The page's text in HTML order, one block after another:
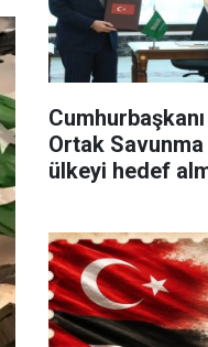
Ortak
ülkeyi hedef